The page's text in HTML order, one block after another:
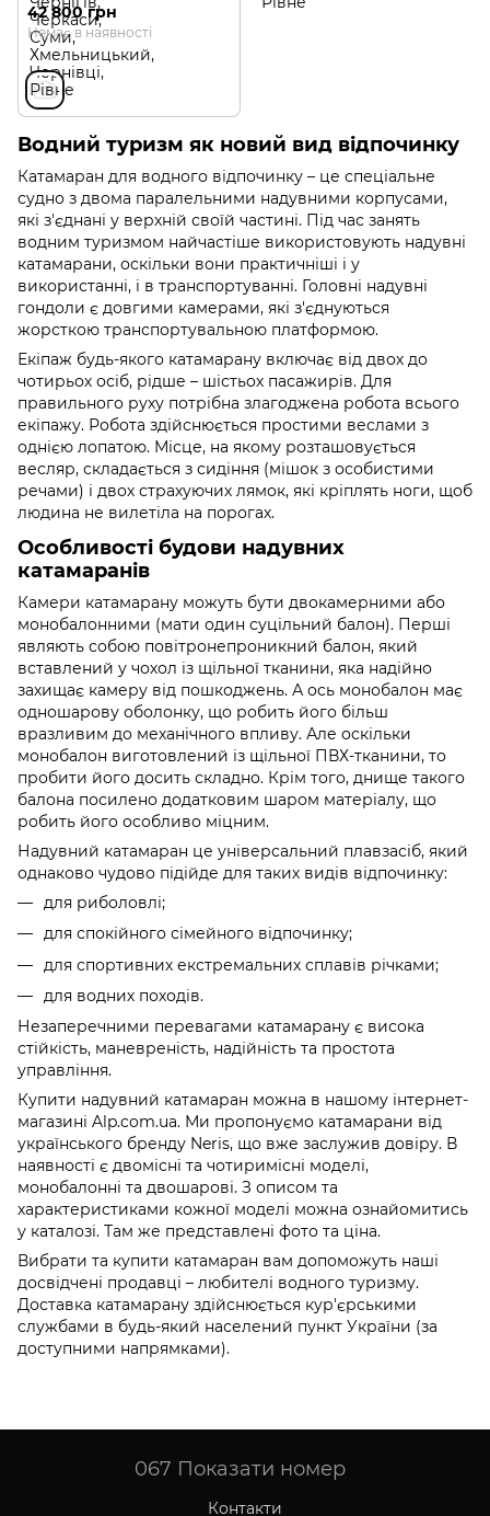
42 800 грн
Немає в наявності
Водний туризм як новий вид відпочинку
Катамаран для водного відпочинку – це спеціальне
судно з двома паралельними надувними корпусами,
які з'єднані у верхній своїй частині. Під час занять
водним туризмом найчастіше використовують надувні
катамарани, оскільки вони практичніші і у
використанні, і в транспортуванні. Головні надувні
гондоли є довгими камерами, які з'єднуються
жорсткою транспортувальною платформою.
Екіпаж будь-якого катамарану включає від двох до
чотирьох осіб, рідше – шістьох пасажирів. Для
правильного руху потрібна злагоджена робота всього
екіпажу. Робота здійснюється простими веслами з
однією лопатою. Місце, на якому розташовується
весляр, складається з сидіння (мішок з особистими
речами) і двох страхуючих лямок, які кріплять ноги, щоб
людина не вилетіла на порогах.
Особливості будови надувних
катамаранів
Камери катамарану можуть бути двокамерними або
монобалонними (мати один суцільний балон). Перші
являють собою повітронепроникний балон, який
вставлений у чохол із щільної тканини, яка надійно
захищає камеру від пошкоджень. А ось монобалон має
одношарову оболонку, що робить його більш
вразливим до механічного впливу. Але оскільки
монобалон виготовлений із щільної ПВХ-тканини, то
пробити його досить складно. Крім того, днище такого
балона посилено додатковим шаром матеріалу, що
робить його особливо міцним.
Надувний катамаран це універсальний плавзасіб, який
однаково чудово підійде для таких видів відпочинку:
для риболовлі;
для спокійного сімейного відпочинку;
для спортивних екстремальних сплавів річками;
для водних походів.
Незаперечними перевагами катамарану є висока
стійкість, маневреність, надійність та простота
управління.
Купити надувний катамаран можна в нашому інтернет-
магазині Alp.com.ua. Ми пропонуємо катамарани від
українського бренду Neris, що вже заслужив довіру. В
наявності є двомісні та чотиримісні моделі,
монобалонні та двошарові. З описом та
характеристиками кожної моделі можна ознайомитись
у каталозі. Там же представлені фото та ціна.
Вибрати та купити катамаран вам допоможуть наші
досвідчені продавці – любителі водного туризму.
Доставка катамарану здійснюється кур'єрськими
службами в будь-який населений пункт України (за
доступними напрямками).
067 Показати номер
Контакти